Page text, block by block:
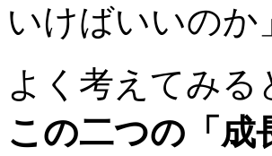
いけばいいのか
よく考えてみる
この二つの「成